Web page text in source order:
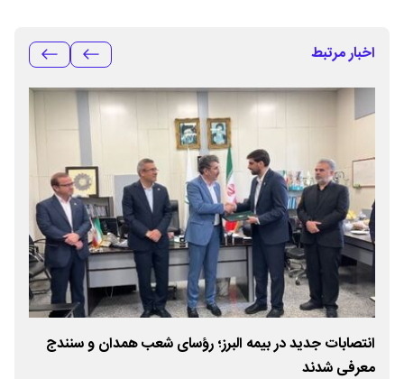
اخبار مرتبط
انتصابات جدید در بیمه البرز؛ رؤسای شعب همدان و سنندج
معرفی شدند